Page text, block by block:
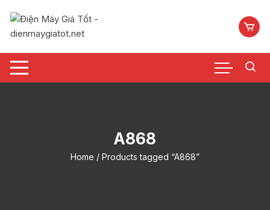
nội
A868
Home / Products tagged “A868”